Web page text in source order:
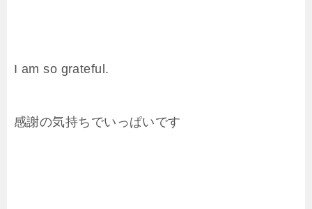
I am so grateful.
感謝の気持ちでいっぱいです